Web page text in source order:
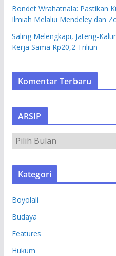
Bondet Wrahatnala: Pastikan
Ilmiah Melalui Mendeley dan
Saling Melengkapi, Jateng-
Kerja Sama Rp20,2 Triliun
Komentar Terbaru
ARSIP
R
S
Kategori
Boyolali
Budaya
Features
Hukum